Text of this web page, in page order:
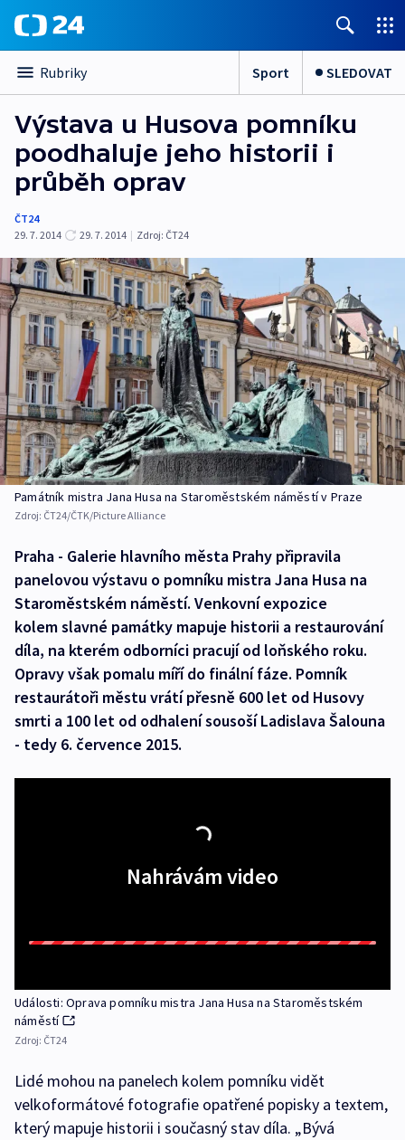
Rubriky Sport SLEDOVAT
Výstava u Husova pomníku
poodhaluje jeho historii i
průběh oprav
ČT24
29. 7. 2014
29. 7. 2014 | Zdroj: ČT24
Památník mistra Jana Husa na Staroměstském náměstí v Praze
Zdroj: ČT24/ČTK/Picture Alliance
Praha - Galerie hlavního města Prahy připravila
panelovou výstavu o pomníku mistra Jana Husa na
Staroměstském náměstí. Venkovní expozice
kolem slavné památky mapuje historii a restaurování
díla, na kterém odborníci pracují od loňského roku.
Opravy však pomalu míří do finální fáze. Pomník
restaurátoři městu vrátí přesně 600 let od Husovy
smrti a 100 let od odhalení sousoší Ladislava Šalouna
- tedy 6. července 2015.
Nahrávám video
Události: Oprava pomníku mistra Jana Husa na Staroměstském
náměstí
Zdroj: ČT24
Lidé mohou na panelech kolem pomníku vidět
velkoformátové fotografie opatřené popisky a textem,
který mapuje historii i současný stav díla. „Bývá